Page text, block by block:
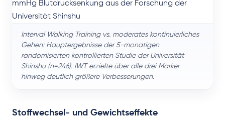
Interval Walking Training vs. moderates kontinuierliches
Gehen: Hauptergebnisse der 5-monatigen
randomisierten kontrollierten Studie der Universität
Shinshu (n=246). IWT erzielte über alle drei Marker
hinweg deutlich größere Verbesserungen.
Stoffwechsel- und Gewichtseffekte